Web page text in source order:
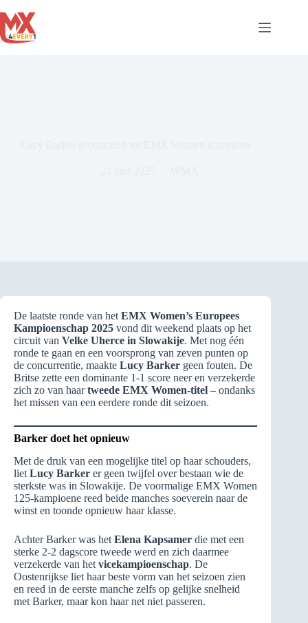
naar
de
inhoud
De laatste ronde van het EMX Women’s Europees
Kampioenschap 2025 vond dit weekend plaats op het
circuit van Velke Uherce in Slowakije. Met nog één
ronde te gaan en een voorsprong van zeven punten op
de concurrentie, maakte Lucy Barker geen fouten. De
Britse zette een dominante 1-1 score neer en verzekerde
zich zo van haartweede EMX Women-titel – ondanks
het missen van een eerdere ronde dit seizoen.
Barker doet het opnieuw
Met de druk van een mogelijke titel op haar schouders,
liet Lucy Barker er geen twijfel over bestaan wie de
sterkste was in Slowakije. De voormalige EMX Women
125-kampioene reed beide manches soeverein naar de
winst en toonde opnieuw haar klasse.
Achter Barker was het Elena Kapsamer die met een
sterke 2-2 dagscore tweede werd en zich daarmee
verzekerde van het vicekampioenschap. De
Oostenrijkse liet haar beste vorm van het seizoen zien
en reed in de eerste manche zelfs op gelijke snelheid
met Barker, maar kon haar net niet passeren.